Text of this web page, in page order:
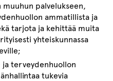
palvelukseen,
ammatillista ja
tarjota ja kehittää muita
yhteiskunnassa
terveydenhuollon
tukevia